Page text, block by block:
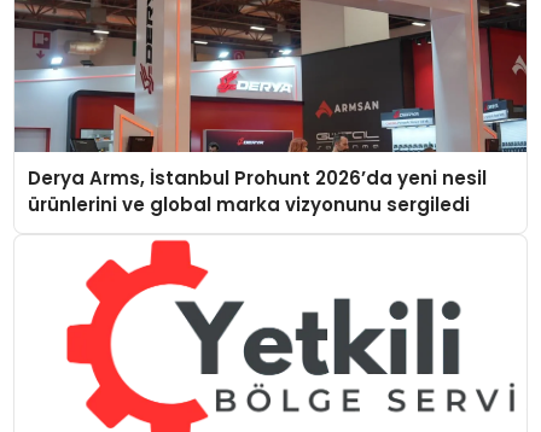
Derya Arms, İstanbul Prohunt 2026’da yeni nesil
ürünlerini ve global marka vizyonunu sergiledi